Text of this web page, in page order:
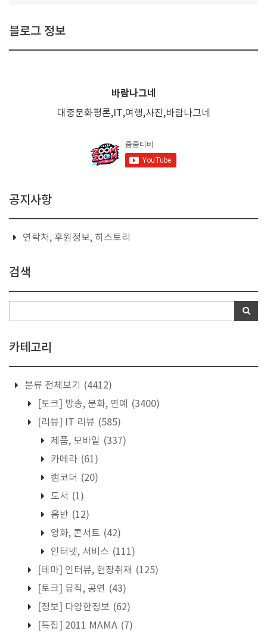
블로그 정보
바람나그네
대중문화평론,IT,여행,사진,바람나그네
공지사항
연락처, 후원정보, 히스토리
검색
카테고리
분류 전체보기
(4412)
[토크] 방송, 문화, 연예
(3400)
[리뷰] IT 리뷰 (585)
제품, 모바일 (337)
카메라 (61)
캠코더 (20)
도서 (1)
음반 (12)
영화, 콘서트 (42)
인터넷, 서비스 (111)
[테마] 인터뷰, 현장취재 (125)
[토크] 뮤직, 공연 (43)
[정보] 다양한정보 (62)
[특집] 2011 MAMA (7)